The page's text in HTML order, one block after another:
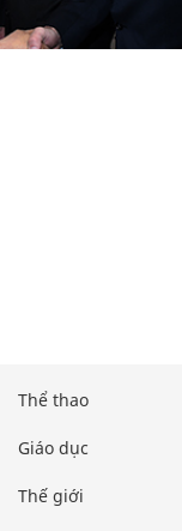
Thể thao
Giáo dục
Thế giới